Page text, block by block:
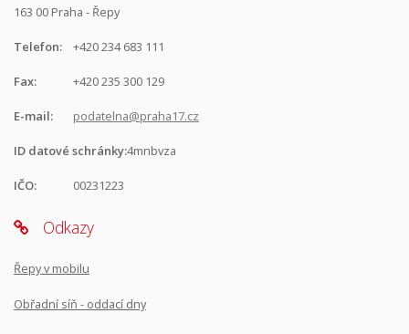
163 00 Praha - Řepy
Telefon: +420 234 683 111
Fax: +420 235 300 129
E-mail: podatelna@praha17.cz
ID datové schránky:4mnbvza
IČO: 00231223
Odkazy
Řepy v mobilu
Obřadní síň - oddací dny